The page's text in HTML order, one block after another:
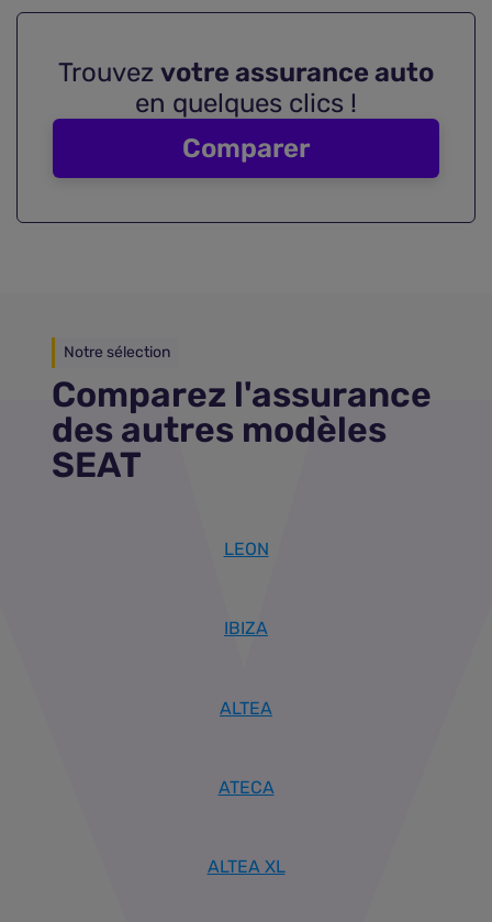
Trouvez votre assurance auto
en quelques clics !
Comparer
Notre sélection
Comparez l'assurance
des autres modèles
SEAT
LEON
IBIZA
ALTEA
ATECA
ALTEA XL